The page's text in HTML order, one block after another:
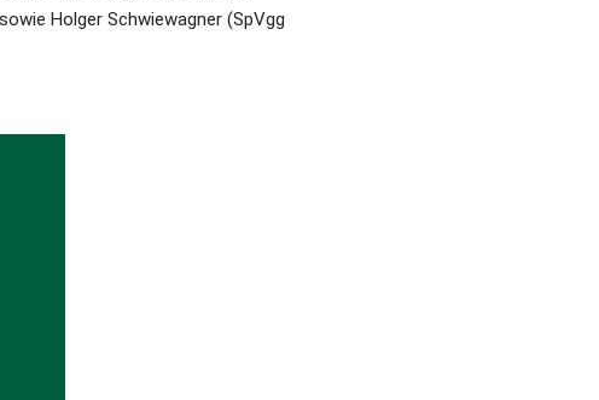
Holger Schwiewagner (SpVgg